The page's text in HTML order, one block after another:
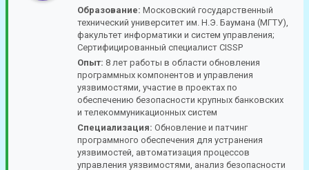
Образование: Московский государственный
технический университет им. Н.Э. Баумана (МГТУ),
факультет информатики и систем управления;
Сертифицированный специалист CISSP
Опыт: 8 лет работы в области обновления
программных компонентов и управления
уязвимостями, участие в проектах по
обеспечению безопасности крупных банковских
и телекоммуникационных систем
Специализация: Обновление и патчинг
программного обеспечения для устранения
уязвимостей, автоматизация процессов
управления уязвимостями, анализ безопасности